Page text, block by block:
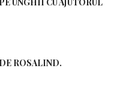
UNGHII CU AJUTORUL
ROSALIND.